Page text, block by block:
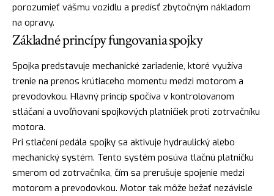
porozumieť vášmu vozidlu a predísť zbytočným nákladom
na opravy.
Základné princípy fungovania spojky
Spojka predstavuje mechanické zariadenie, ktoré využíva
trenie na prenos krútiaceho momentu medzi motorom a
prevodovkou. Hlavný princíp spočíva v kontrolovanom
stláčaní a uvoľňovaní spojkových platničiek proti zotrvačníku
motora.
Pri stlačení pedála spojky sa aktivuje hydraulický alebo
mechanický systém. Tento systém posúva tlačnú platničku
smerom od zotrvačníka, čím sa prerušuje spojenie medzi
motorom a prevodovkou. Motor tak môže bežať nezávisle